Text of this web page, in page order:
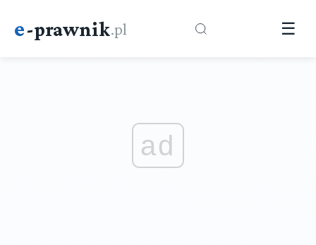
e-prawnik.pl ☰
ad